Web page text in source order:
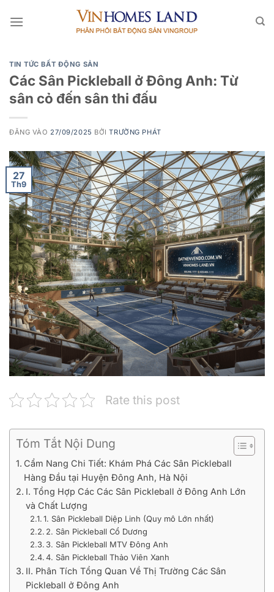
qua
TIN TỨC BẤT ĐỘNG SẢN
Các Sân Pickleball ở Đông Anh: Từ
sân cỏ đến sân thi đấu
ĐĂNG VÀO 27/09/2025 BỞITRƯỜNG PHÁT
27
Th9
Rate this post
Tóm Tắt Nội Dung
Cẩm Nang Chi Tiết: Khám Phá Các Sân Pickleball
Hàng Đầu tại Huyện Đông Anh, Hà Nội
I. Tổng Hợp Các Các Sân Pickleball ở Đông Anh Lớn
và Chất Lượng
1. Sân Pickleball Diệp Linh (Quy mô Lớn nhất)
2. Sân Pickleball Cổ Dương
3. Sân Pickleball MTV Đông Anh
4. Sân Pickleball Thảo Viên Xanh
II. Phân Tích Tổng Quan Về Thị Trường Các Sân
Pickleball ở Đông Anh